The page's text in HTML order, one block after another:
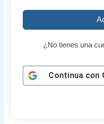
¿No tienes una
Continua con